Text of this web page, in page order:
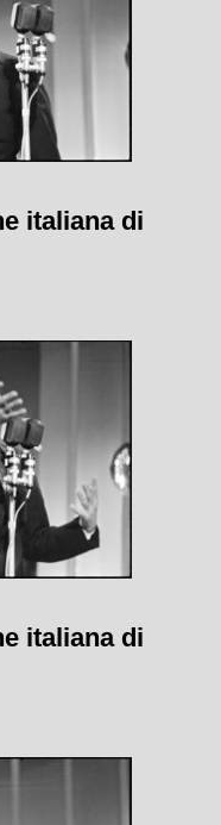
italiana di
italiana di